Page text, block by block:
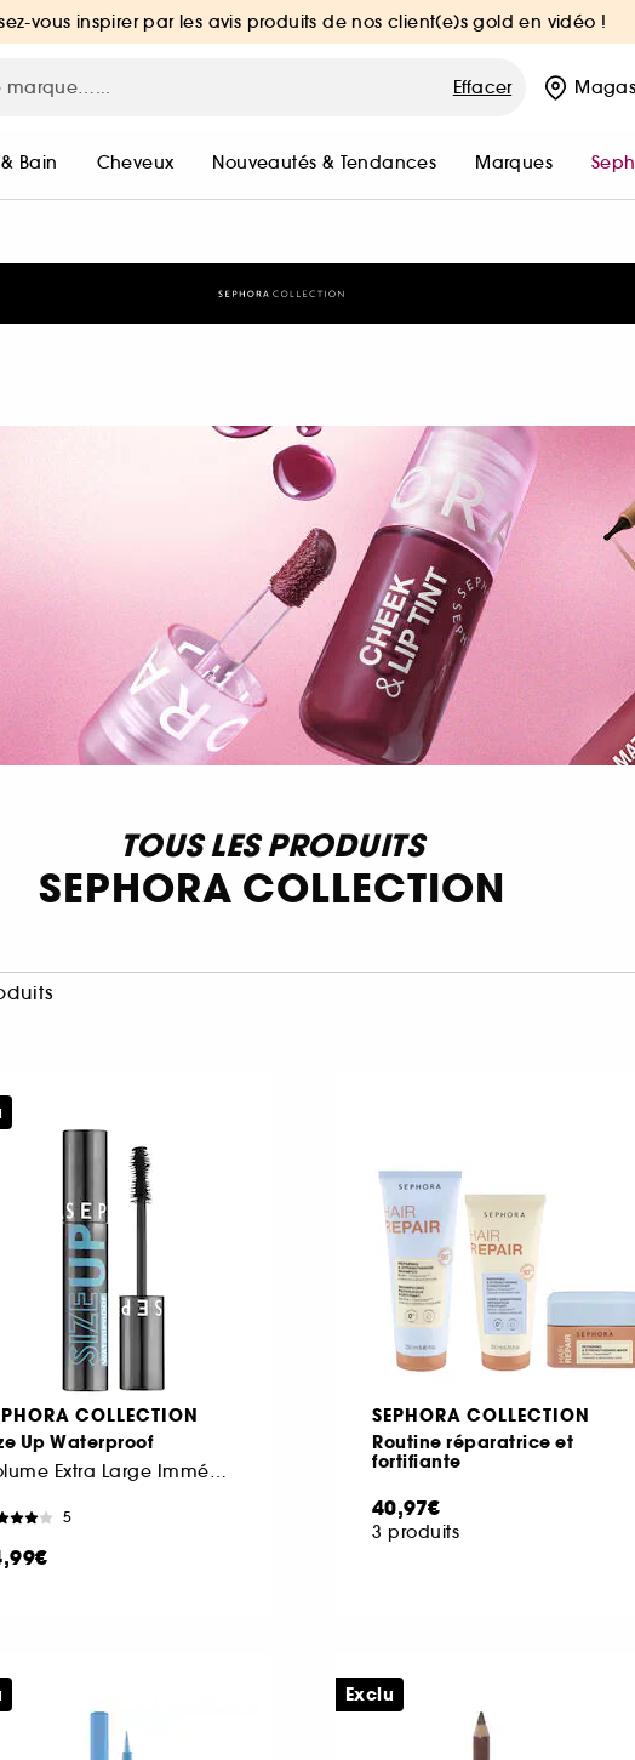
vous inspirer par les avis produits de nos client(e)s gold en vidéo !
Effacer
Bain Cheveux Nouveautés & Tendances Marques
TOUS LES PRODUITS
SEPHORA COLLECTION
COLLECTION
Up Waterproof
Volume Extra Large Immédiat
5
SEPHORA COLLECTION
Routine réparatrice et
fortifiante
40,97€
3 produits
Exclu